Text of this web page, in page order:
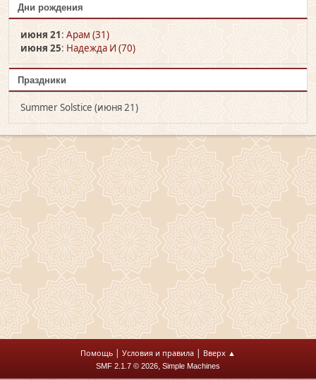
Дни рождения
июня 21: Арам (31)
июня 25: Надежда И (70)
Праздники
Summer Solstice (июня 21)
Помощь | Условия и правила | Вверх ▲
SMF 2.1.7 © 2026, Simple Machines